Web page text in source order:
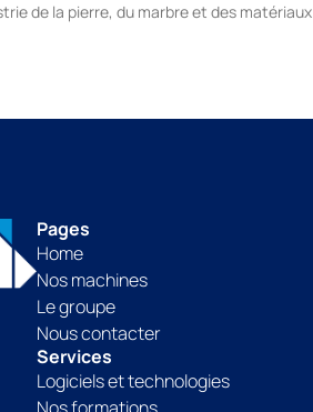
de la pierre, du marbre et des matériaux
Pages
Home
Nos machines
Le groupe
Nous contacter
Services
Logiciels et technologies